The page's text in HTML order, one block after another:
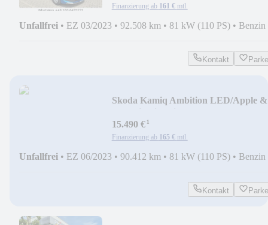
Finanzierung ab 161 € mtl.
Unfallfrei • EZ 03/2023 • 92.508 km • 81 kW (110 PS) • Benzin
Kontakt
Skoda Kamiq Ambition LED/Apple &
15.490 €¹
Finanzierung ab 165 € mtl.
Unfallfrei • EZ 06/2023 • 90.412 km • 81 kW (110 PS) • Benzin
Kontakt